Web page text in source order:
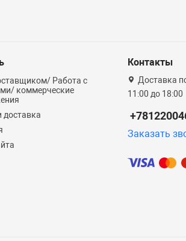
Работа с
коммерческие
доставка
Контакты
Доставка
11:00 до 18:00
Заказать